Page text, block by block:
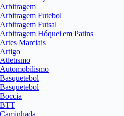
Arbitragem
Arbitragem Futebol
Arbitragem Futsal
Arbitragem Hóquei em Patins
Artes Marciais
Artigo
Atletismo
Automobilismo
Basquetebol
Basquetebol
Boccia
BTT
Caminhada